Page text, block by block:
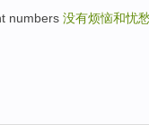
numbers 没有烦恼和忧